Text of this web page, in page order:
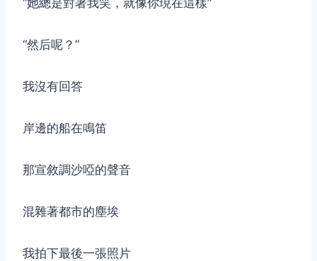
“然后呢？”
我沒有回答
岸邊的船在鳴笛
那宣敘調沙啞的聲音
混雜著都市的塵埃
我拍下最後一張照片